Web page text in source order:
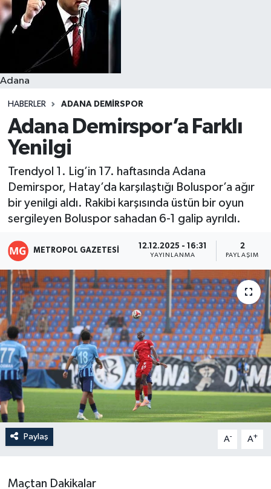
Adana
HABERLER ADANA DEMIRSPOR
Adana Demirspor’a Farklı
Yenilgi
Trendyol 1. Lig’in 17. haftasında Adana
Demirspor, Hatay’da karşılaştığı Boluspor’a ağır
bir yenilgi aldı. Rakibi karşısında üstün bir oyun
sergileyen Boluspor sahadan 6-1 galip ayrıldı.
METROPOL GAZETESI 12.12.2025 - 16:31
YAYINLANMA
2
PAYLAŞIM
Paylaş A- A+
Maçtan Dakikalar
Resmi İlanlar